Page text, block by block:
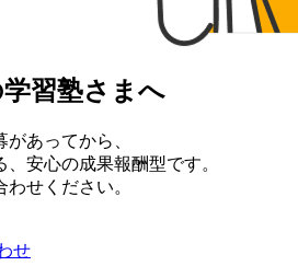
習塾さまへ
あってから、
安心の成果報酬型です。
せください。
せ